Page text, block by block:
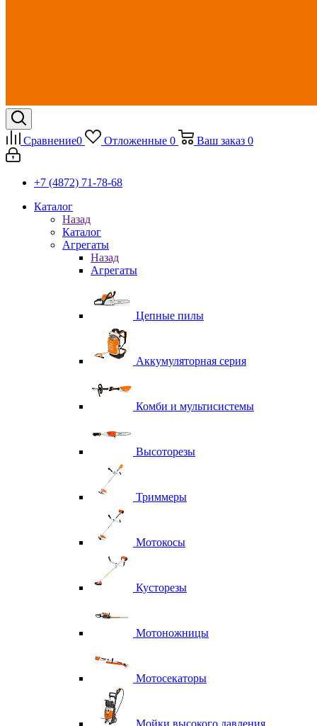
Сравнение0 Отложенные 0 Ваш заказ 0
+7 (4872) 71-78-68
Каталог
Назад
Каталог
Агрегаты
Назад
Агрегаты
Цепные пилы
Аккумуляторная серия
Комби и мультисистемы
Высоторезы
Триммеры
Мотокосы
Кусторезы
Мотоножницы
Мотосекаторы
Мойки высокого давления